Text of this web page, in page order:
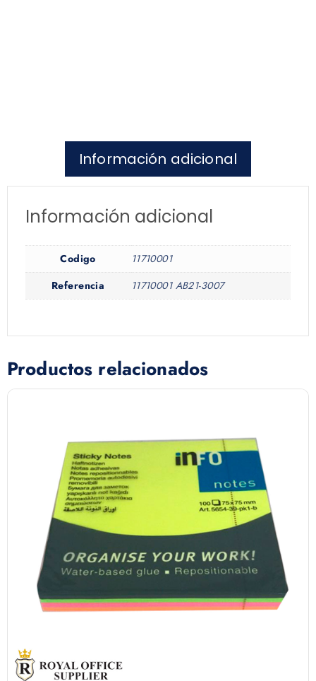
Información adicional
Información adicional
Codigo
11710001
Referencia
11710001 AB21-3007
Productos relacionados